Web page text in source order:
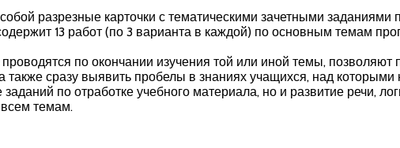
разрезные карточки с тематическими зачетными
13 работ (по 3 варианта в каждой) по основным темам
по окончании изучения той или иной темы, позволяют
сразу выявить пробелы в знаниях учащихся, над
по отработке учебного материала, но и развитие речи,
темам.